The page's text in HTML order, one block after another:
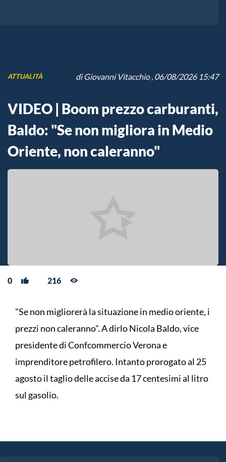
ATTUALITÀ diGiovanni Vitacchio, 06/08/2026 15:47
VIDEO | Boom prezzo carburanti,
Baldo: "Se non migliora in Medio
Oriente, non caleranno"
0 216
"Se non migliorerà la situazione in medio oriente, i
prezzi non caleranno". A dirlo Nicola Baldo, vice
presidente di Confcommercio Verona e
imprenditore petrofilero. Intanto prorogato al 25
agosto il taglio delle accise da 17 centesimi al litro
sul gasolio.